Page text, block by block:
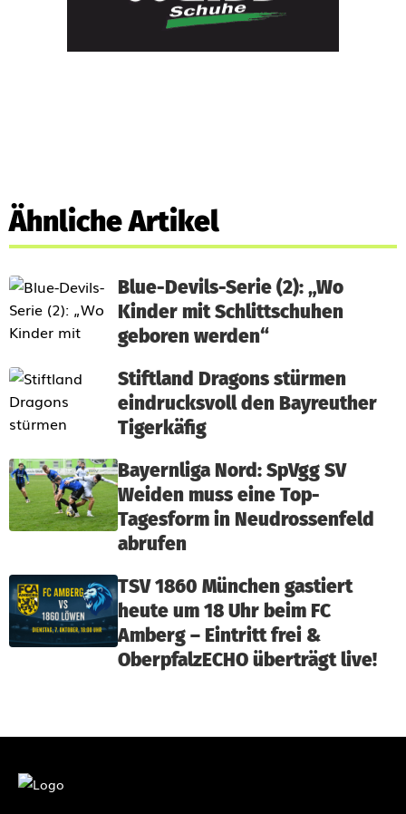
Ähnliche Artikel
Blue-Devils-Serie (2): „Wo
Kinder mit Schlittschuhen
geboren werden“
Stiftland Dragons stürmen
eindrucksvoll den Bayreuther
Tigerkäfig
Bayernliga Nord: SpVgg SV
Weiden muss eine Top-
Tagesform in Neudrossenfeld
abrufen
TSV 1860 München gastiert
heute um 18 Uhr beim FC
Amberg – Eintritt frei &
OberpfalzECHO überträgt live!